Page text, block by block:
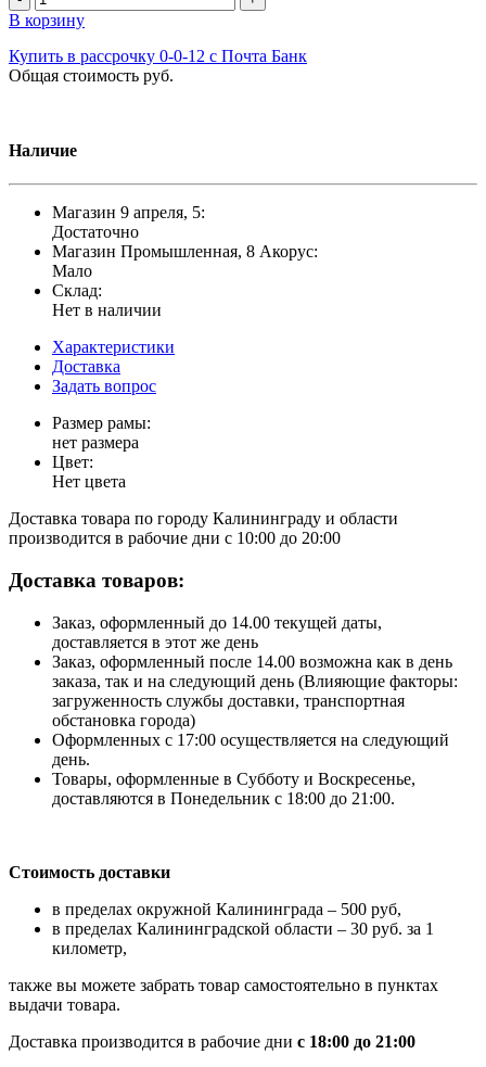
В корзину
Купить в рассрочку 0-0-12 с Почта Банк
Общая стоимость руб.
Наличие
Магазин 9 апреля, 5:
Достаточно
Магазин Промышленная, 8 Акорус:
Мало
Склад:
Нет в наличии
Характеристики
Доставка
Задать вопрос
Размер рамы:
нет размера
Цвет:
Нет цвета
Доставка товара по городу Калининграду и области
производится в рабочие дни с 10:00 до 20:00
Доставка товаров:
Заказ, оформленный до 14.00 текущей даты,
доставляется в этот же день
Заказ, оформленный после 14.00 возможна как в день
заказа, так и на следующий день (Влияющие факторы:
загруженность службы доставки, транспортная
обстановка города)
Оформленных с 17:00 осуществляется на следующий
день.
Товары, оформленные в Субботу и Воскресенье,
доставляются в Понедельник с 18:00 до 21:00.
Стоимость доставки
в пределах окружной Калининграда – 500 руб,
в пределах Калининградской области – 30 руб. за 1
километр,
также вы можете забрать товар самостоятельно в пунктах
выдачи товара.
Доставка производится в рабочие дни с 18:00 до 21:00